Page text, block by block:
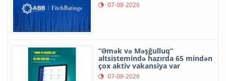
07-08-2026
“Əmək və Məşğulluq”
altsistemində hazırda 65 mindən
çox aktiv vakansiya var
07-08-2026